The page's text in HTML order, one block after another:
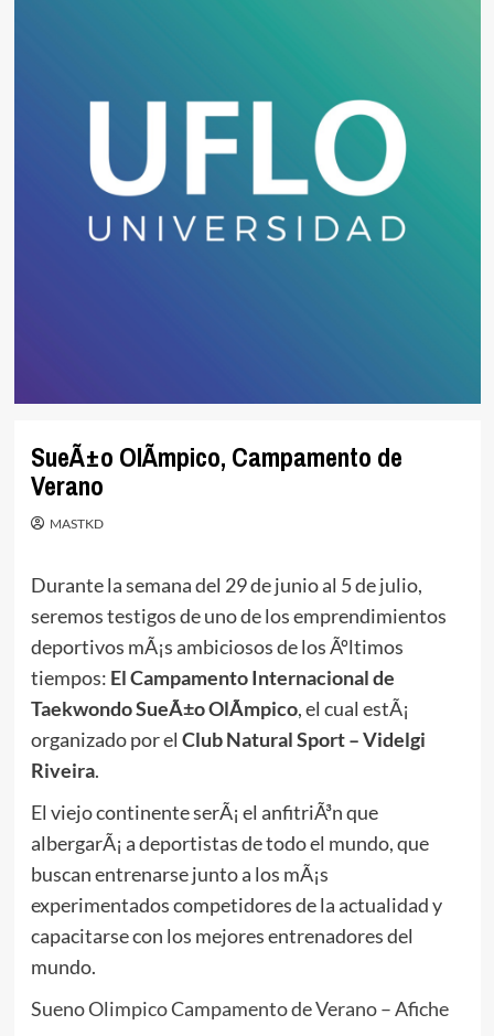
SueÃ±o OlÃ­mpico, Campamento de
Verano
MASTKD
Durante la semana del 29 de junio al 5 de julio,
seremos testigos de uno de los emprendimientos
deportivos mÃ¡s ambiciosos de los Ãºltimos
tiempos: El Campamento Internacional de
Taekwondo SueÃ±o OlÃ­mpico, el cual estÃ¡
organizado por el Club Natural Sport – Videlgi
Riveira.
El viejo continente serÃ¡ el anfitriÃ³n que
albergarÃ¡ a deportistas de todo el mundo, que
buscan entrenarse junto a los mÃ¡s
experimentados competidores de la actualidad y
capacitarse con los mejores entrenadores del
mundo.
Sueno Olimpico Campamento de Verano – Afiche